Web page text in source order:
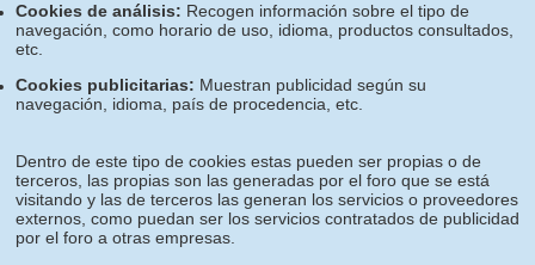
Cookies de análisis: Recogen información sobre el tipo de
navegación, como horario de uso, idioma, productos consultados,
etc.
Cookies publicitarias: Muestran publicidad según su
navegación, idioma, país de procedencia, etc.
Dentro de este tipo de cookies estas pueden ser propias o de
terceros, las propias son las generadas por el foro que se está
visitando y las de terceros las generan los servicios o proveedores
externos, como puedan ser los servicios contratados de publicidad
por el foro a otras empresas.